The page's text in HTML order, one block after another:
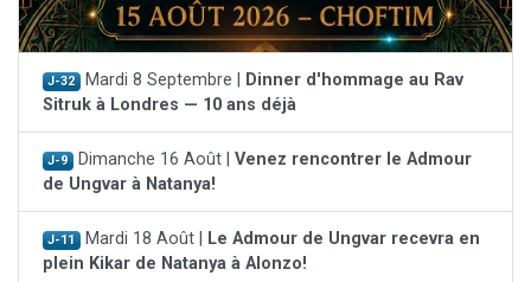
J-32 Mardi 8 Septembre |
Dinner d'hommage au Rav
Sitruk à Londres — 10 ans déjà
J-9 Dimanche 16 Août | Venez rencontrer le Admour
de Ungvar à Natanya!
J-11 Mardi 18 Août |
Le Admour de Ungvar recevra en
plein Kikar de Natanya à Alonzo!